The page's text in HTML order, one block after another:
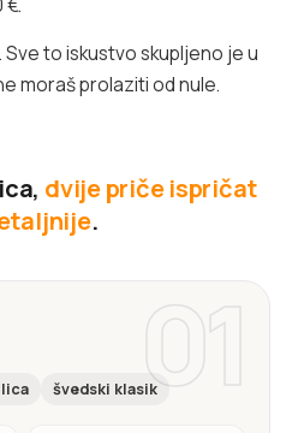
to iskustvo skupljeno je u
moraš prolaziti od nule.
dvije priče ispričat
.
01
švedski klasik